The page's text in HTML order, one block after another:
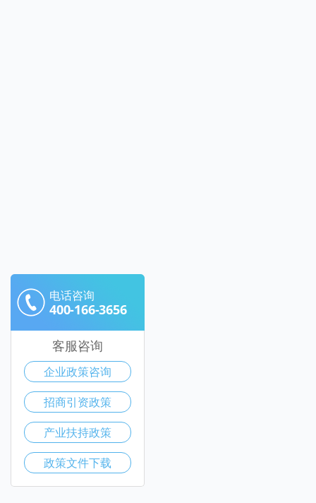
电话咨询
400-166-3656
客服咨询
企业政策咨询
招商引资政策
产业扶持政策
政策文件下载